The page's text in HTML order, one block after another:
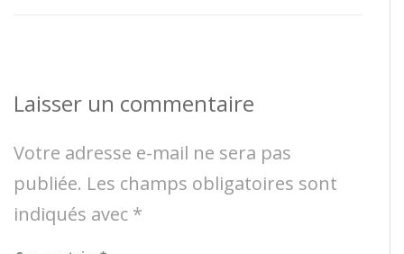
Laisser un commentaire
Votre adresse e-mail ne sera pas
publiée. Les champs obligatoires sont
indiqués avec *